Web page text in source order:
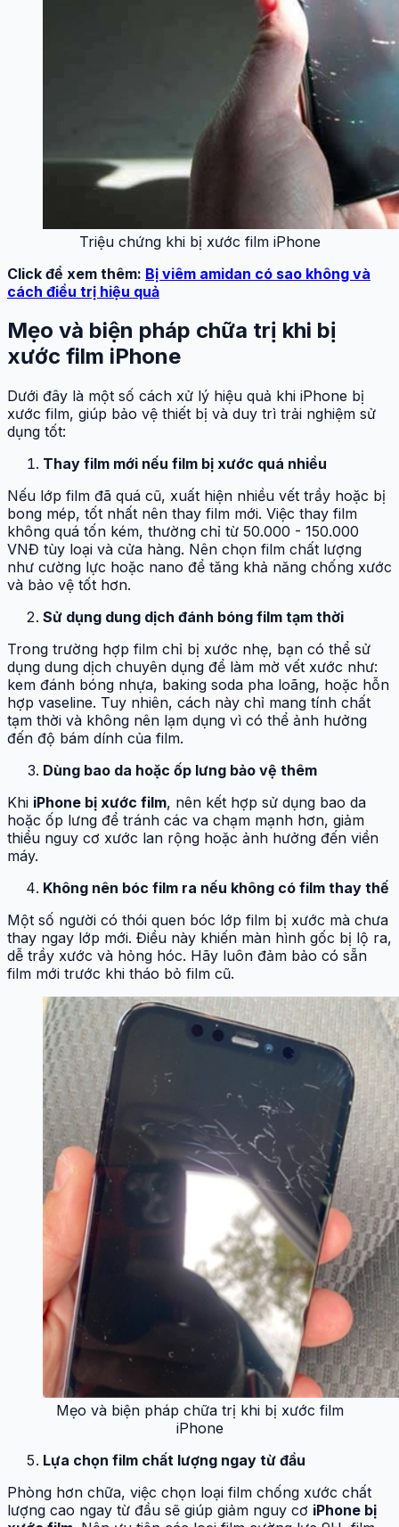
Triệu chứng khi bị xước film iPhone
Click để xem thêm: Bị viêm amidan có sao không và
cách điều trị hiệu quả
Mẹo và biện pháp chữa trị khi bị
xước film iPhone
Dưới đây là một số cách xử lý hiệu quả khi iPhone bị
xước film, giúp bảo vệ thiết bị và duy trì trải nghiệm sử
dụng tốt:
Thay film mới nếu film bị xước quá nhiều
Nếu lớp film đã quá cũ, xuất hiện nhiều vết trầy hoặc bị
bong mép, tốt nhất nên thay film mới. Việc thay film
không quá tốn kém, thường chỉ từ 50.000 - 150.000
VNĐ tùy loại và cửa hàng. Nên chọn film chất lượng
như cường lực hoặc nano để tăng khả năng chống xước
và bảo vệ tốt hơn.
Sử dụng dung dịch đánh bóng film tạm thời
Trong trường hợp film chỉ bị xước nhẹ, bạn có thể sử
dụng dung dịch chuyên dụng để làm mờ vết xước như:
kem đánh bóng nhựa, baking soda pha loãng, hoặc hỗn
hợp vaseline. Tuy nhiên, cách này chỉ mang tính chất
tạm thời và không nên lạm dụng vì có thể ảnh hưởng
đến độ bám dính của film.
Dùng bao da hoặc ốp lưng bảo vệ thêm
Khi iPhone bị xước film, nên kết hợp sử dụng bao da
hoặc ốp lưng để tránh các va chạm mạnh hơn, giảm
thiểu nguy cơ xước lan rộng hoặc ảnh hưởng đến viền
máy.
Không nên bóc film ra nếu không có film thay thế
Một số người có thói quen bóc lớp film bị xước mà chưa
thay ngay lớp mới. Điều này khiến màn hình gốc bị lộ ra,
dễ trầy xước và hỏng hóc. Hãy luôn đảm bảo có sẵn
film mới trước khi tháo bỏ film cũ.
Mẹo và biện pháp chữa trị khi bị xước film
iPhone
Lựa chọn film chất lượng ngay từ đầu
Phòng hơn chữa, việc chọn loại film chống xước chất
lượng cao ngay từ đầu sẽ giúp giảm nguy cơ iPhone bị